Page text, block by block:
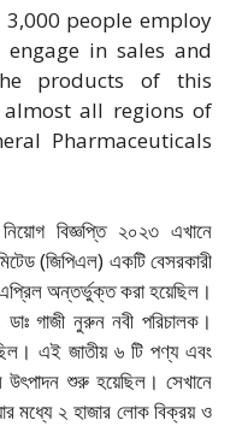
people employ
in sales and
products of this
all regions of
Pharmaceuticals
নিয়োগ বিজ্ঞপ্তি ২০২৩ এখানে
(জিপিএল) একটি বেসরকারী
অন্তর্ভুক্ত করা হয়েছিল।
গাজী নুরুন নবী পরিচালক।
এই জাতীয় ৬ টি পণ্য এবং
শুরু হয়েছিল। সেখানে
মধ্যে ২ হাজার লোক বিক্রয় ও